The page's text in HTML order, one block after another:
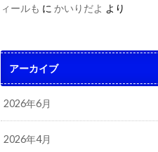
ィールも に かいりだよ より
アーカイブ
2026年6月
2026年4月